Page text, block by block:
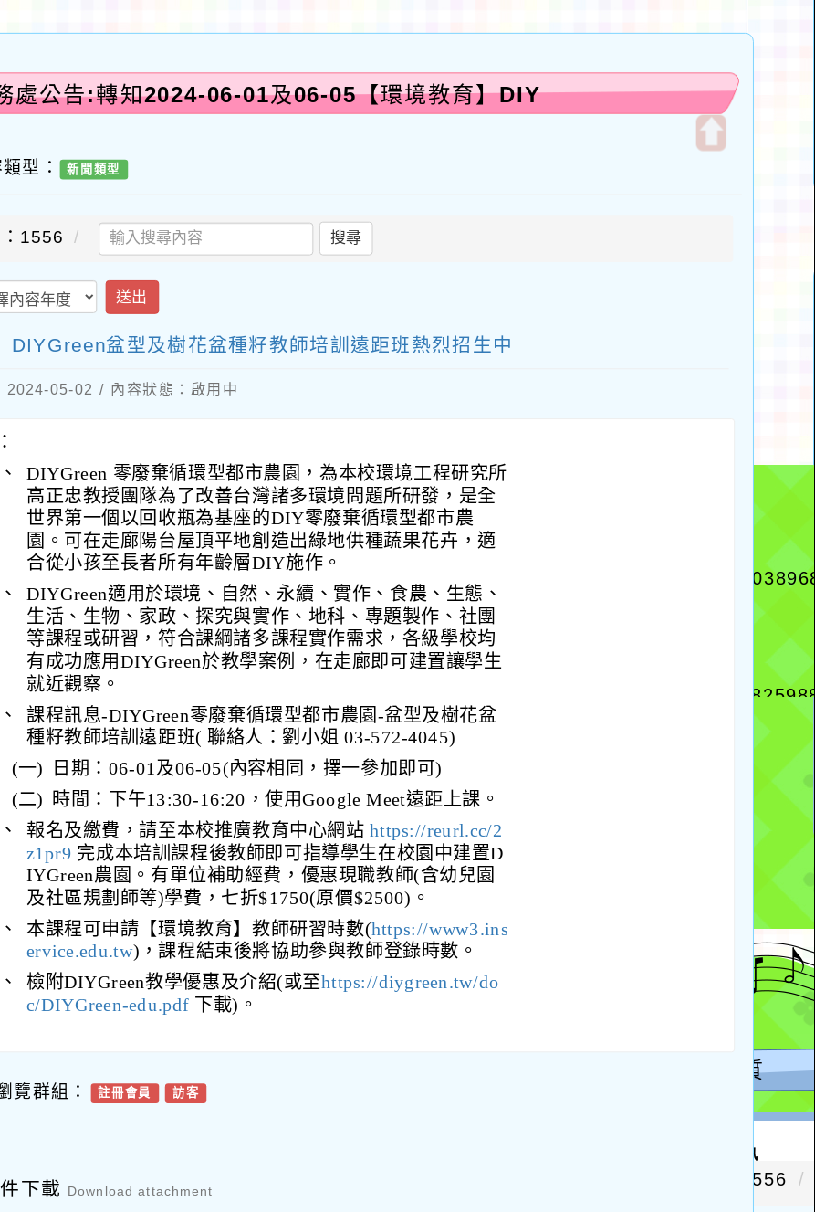
處公告:轉知2024-06-01及06-05【環境教育】DIY
型： 新聞類型
1556 搜尋
送出
盆型及樹花盆種籽教師培訓遠距班熱烈招生中
05-02 / 內容狀態：啟用中
DIYGreen 零廢棄循環型都市農園，為本校環境工程研究所
高正忠教授團隊為了改善台灣諸多環境問題所研發，是全
世界第一個以回收瓶為基座的DIY零廢棄循環型都市農
園。可在走廊陽台屋頂平地創造出綠地供種蔬果花卉，適
合從小孩至長者所有年齡層DIY施作。
DIYGreen適用於環境、自然、永續、實作、食農、生態、
生活、生物、家政、探究與實作、地科、專題製作、社團
等課程或研習，符合課綱諸多課程實作需求，各級學校均
有成功應用DIYGreen於教學案例，在走廊即可建置讓學生
就近觀察。
課程訊息-DIYGreen零廢棄循環型都市農園-盆型及樹花盆
種籽教師培訓遠距班( 聯絡人：劉小姐 03-572-4045)
(一)
日期：06-01及06-05(內容相同，擇一參加即可)
(二) 時間：下午13:30-16:20，使用Google Meet遠距上課。
報名及繳費，請至本校推廣教育中心網站https://reurl.cc/2
z1pr9 完成本培訓課程後教師即可指導學生在校園中建置D
IYGreen農園。有單位補助經費，優惠現職教師(含幼兒園
及社區規劃師等)學費，七折$1750(原價$2500)。
本課程可申請【環境教育】教師研習時數(https://www3.ins
ervice.edu.tw)，課程結束後將協助參與教師登錄時數。
檢附DIYGreen教學優惠及介紹(或至https://diygreen.tw/do
c/DIYGreen-edu.pdf 下載)。
覽群組： 註冊會員 訪客
下載 Download attachment